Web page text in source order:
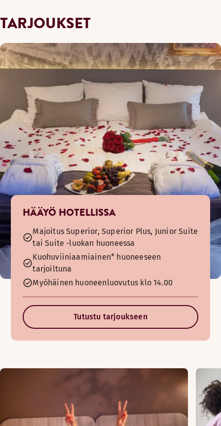
TARJOUKSET
HÄÄYÖ HOTELLISSA
Majoitus Superior, Superior Plus, Junior Suite
tai Suite -luokan huoneessa
Kuohuviiniaamiainen* huoneeseen
tarjoiltuna
Myöhäinen huoneenluovutus klo 14.00
Tutustu tarjoukseen